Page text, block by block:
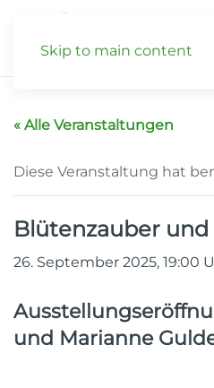
Skip to main content
« Alle Veranstaltungen
Diese Veranstaltung hat
Blütenzauber und
26. September 2025, 19:00
und Marianne